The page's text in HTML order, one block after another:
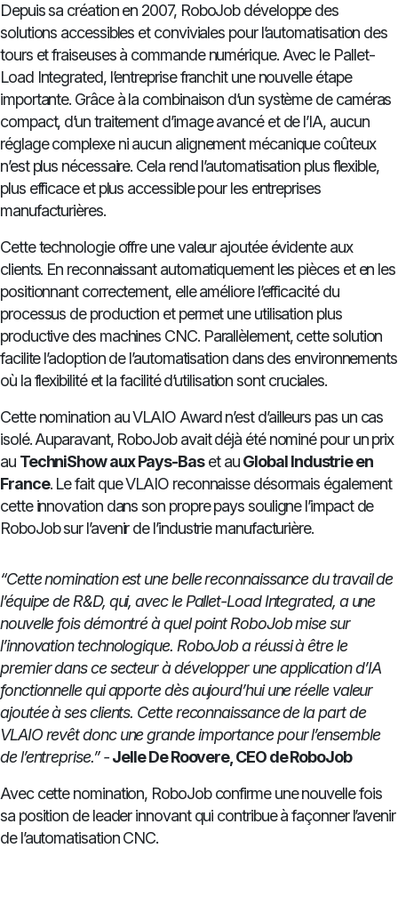
Depuis sa création en 2007, RoboJob développe des
solutions accessibles et conviviales pour l’automatisation des
tours et fraiseuses à commande numérique. Avec le Pallet-
Load Integrated, l’entreprise franchit une nouvelle étape
importante. Grâce à la combinaison d’un système de caméras
compact, d’un traitement d’image avancé et de l’IA, aucun
réglage complexe ni aucun alignement mécanique coûteux
n’est plus nécessaire. Cela rend l’automatisation plus flexible,
plus efficace et plus accessible pour les entreprises
manufacturières.
Cette technologie offre une valeur ajoutée évidente aux
clients. En reconnaissant automatiquement les pièces et en les
positionnant correctement, elle améliore l’efficacité du
processus de production et permet une utilisation plus
productive des machines CNC. Parallèlement, cette solution
facilite l’adoption de l’automatisation dans des environnements
où la flexibilité et la facilité d’utilisation sont cruciales.
Cette nomination au VLAIO Award n’est d’ailleurs pas un cas
isolé. Auparavant, RoboJob avait déjà été nominé pour un prix
au TechniShow aux Pays-Baset auGlobal Industrie en
France. Le fait que VLAIO reconnaisse désormais également
cette innovation dans son propre pays souligne l’impact de
RoboJob sur l’avenir de l’industrie manufacturière.
“Cette nomination est une belle reconnaissance du travail de
l’équipe de R&D, qui, avec le Pallet-Load Integrated, a une
nouvelle fois démontré à quel point RoboJob mise sur
l’innovation technologique. RoboJob a réussi à être le
premier dans ce secteur à développer une application d’IA
fonctionnelle qui apporte dès aujourd’hui une réelle valeur
ajoutée à ses clients. Cette reconnaissance de la part de
VLAIO revêt donc une grande importance pour l’ensemble
de l’entreprise.” - Jelle De Roovere, CEO de RoboJob
Avec cette nomination, RoboJob confirme une nouvelle fois
sa position de leader innovant qui contribue à façonner l’avenir
de l’automatisation CNC.